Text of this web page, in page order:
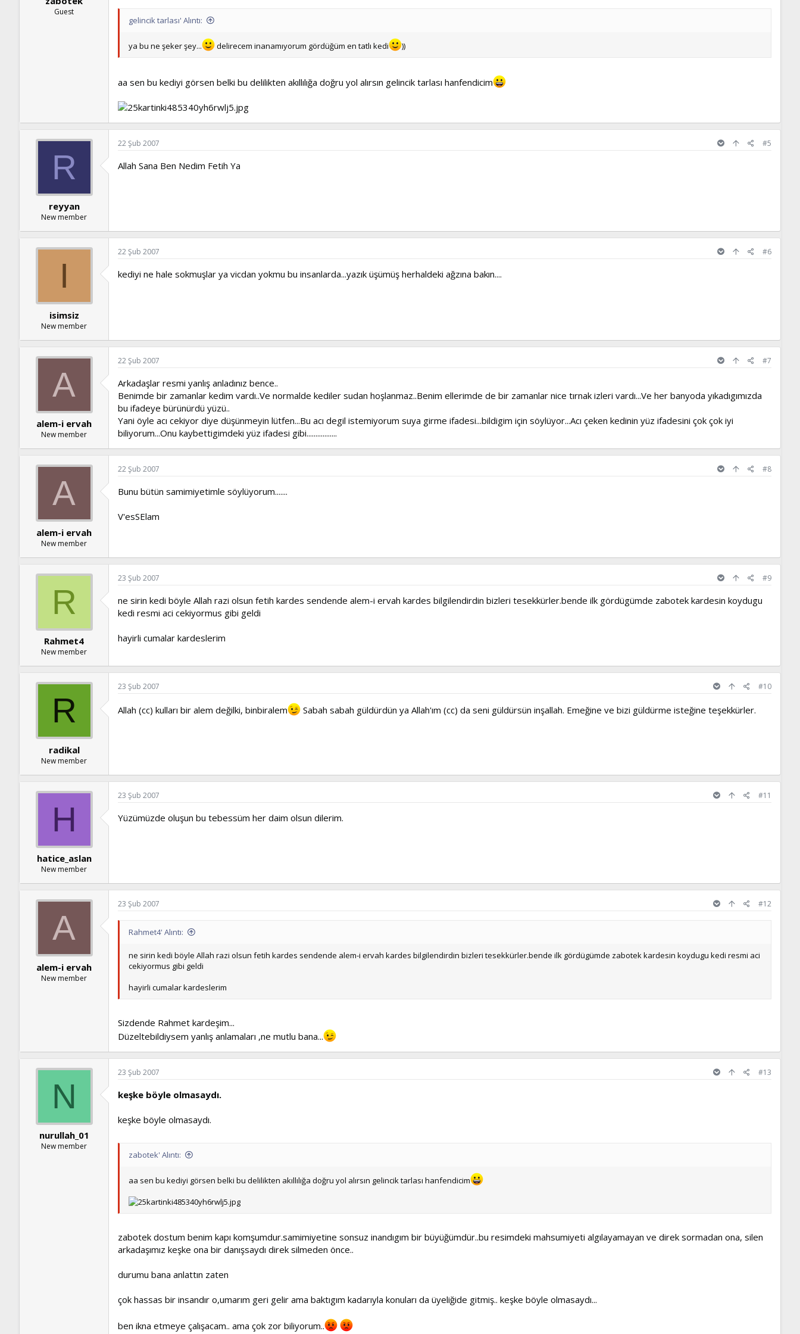
Guest
gelincik tarlası' Alıntı:
ya bu ne şeker şey... delirecem inanamıyorum gördüğüm en tatlı kedi ))
aa sen bu kediyi görsen belki bu delilikten akıllılığa doğru yol alırsın gelincik tarlası hanfendicim
R
reyyan
New member
22 Şub 2007 #5
Allah Sana Ben Nedim Fetih Ya
I
isimsiz
New member
22 Şub 2007 #6
kediyi ne hale sokmuşlar ya vicdan yokmu bu insanlarda...yazık üşümüş herhaldeki ağzına bakın....
A
alem-i ervah
New member
22 Şub 2007 #7
Arkadaşlar resmi yanlış anladınız bence..
Benimde bir zamanlar kedim vardı..Ve normalde kediler sudan hoşlanmaz..Benim ellerimde de bir zamanlar nice tırnak izleri vardı...Ve her banyoda yıkadıgımızda
bu ifadeye bürünürdü yüzü..
Yani öyle acı cekiyor diye düşünmeyin lütfen...Bu acı degil istemiyorum suya girme ifadesi...bildigim için söylüyor...Acı çeken kedinin yüz ifadesini çok çok iyi
biliyorum...Onu kaybettigimdeki yüz ifadesi gibi.................
A
alem-i ervah
New member
22 Şub 2007 #8
Bunu bütün samimiyetimle söylüyorum.......
V'esSElam
R
Rahmet4
New member
23 Şub 2007 #9
ne sirin kedi böyle Allah razi olsun fetih kardes sendende alem-i ervah kardes bilgilendirdin bizleri tesekkürler.bende ilk gördügümde zabotek kardesin koydugu
kedi resmi aci cekiyormus gibi geldi
hayirli cumalar kardeslerim
R
radikal
New member
23 Şub 2007 #10
Allah (cc) kulları bir alem değilki, binbiralem Sabah sabah güldürdün ya Allah'ım (cc) da seni güldürsün inşallah. Emeğine ve bizi güldürme isteğine teşekkürler.
H
hatice_aslan
New member
23 Şub 2007 #11
Yüzümüzde oluşun bu tebessüm her daim olsun dilerim.
A
alem-i ervah
New member
23 Şub 2007 #12
Rahmet4' Alıntı:
ne sirin kedi böyle Allah razi olsun fetih kardes sendende alem-i ervah kardes bilgilendirdin bizleri tesekkürler.bende ilk gördügümde zabotek kardesin koydugu kedi resmi aci
cekiyormus gibi geldi
hayirli cumalar kardeslerim
Sizdende Rahmet kardeşim...
Düzeltebildiysem yanlış anlamaları ,ne mutlu bana...
N
nurullah_01
New member
23 Şub 2007 #13
keşke böyle olmasaydı.
keşke böyle olmasaydı.
zabotek' Alıntı:
aa sen bu kediyi görsen belki bu delilikten akıllılığa doğru yol alırsın gelincik tarlası hanfendicim
zabotek dostum benim kapı komşumdur.samimiyetine sonsuz inandıgım bir büyüğümdür..bu resimdeki mahsumiyeti algılayamayan ve direk sormadan ona, silen
arkadaşımız keşke ona bir danışsaydı direk silmeden önce..
durumu bana anlattın zaten
çok hassas bir insandır o,umarım geri gelir ama baktıgım kadarıyla konuları da üyeliğide gitmiş.. keşke böyle olmasaydı...
ben ikna etmeye çalışacam.. ama çok zor biliyorum..